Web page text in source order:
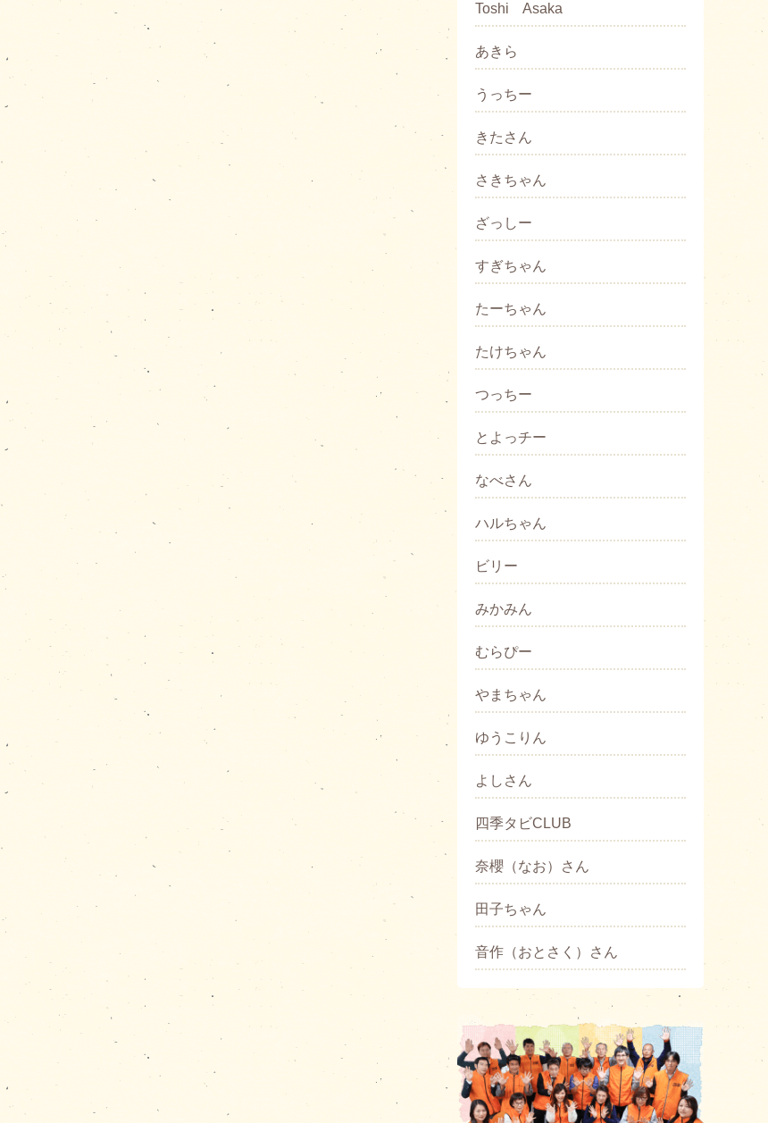
Toshi Asaka
あきら
うっちー
きたさん
さきちゃん
ざっしー
すぎちゃん
たーちゃん
たけちゃん
つっちー
とよっチー
なべさん
ハルちゃん
ビリー
みかみん
むらぴー
やまちゃん
ゆうこりん
よしさん
四季タビCLUB
奈櫻（なお）さん
田子ちゃん
音作（おとさく）さん